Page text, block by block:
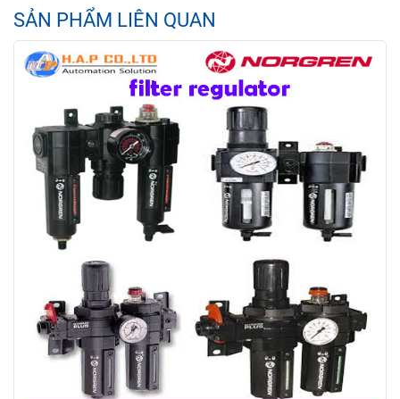
SẢN PHẨM LIÊN QUAN